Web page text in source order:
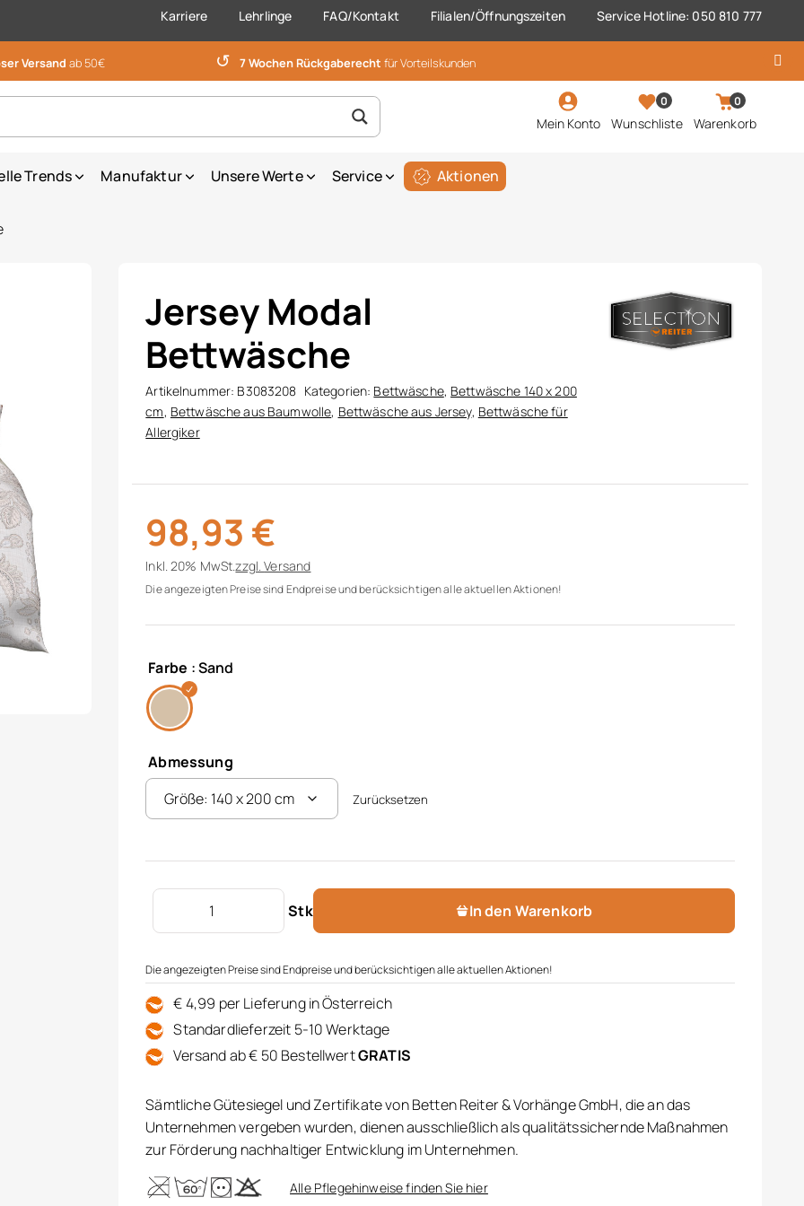
Karriere Lehrlinge FAQ/Kontakt Filialen/Öffnungszeiten Service Hotline: 050 810 777
Versand ab 50€ ↺ 7 Wochen Rückgaberecht für Vorteilskunden
Mein Konto
0
Wunschliste
0
Warenkorb
Trends Manufaktur Unsere Werte Service Aktionen
Jersey Modal
Bettwäsche
Artikelnummer: B3083208 Kategorien: Bettwäsche, Bettwäsche 140 x 200
cm, Bettwäsche aus Baumwolle, Bettwäsche aus Jersey, Bettwäsche für
Allergiker
98,93 €
Inkl. 20% MwSt.zzgl.Versand
Die angezeigten Preise sind Endpreise und berücksichtigen alle aktuellen Aktionen!
Farbe : Sand
Abmessung
Zurücksetzen
Stk
Jersey Modal Bettwäsche Menge
In den Warenkorb
Die angezeigten Preise sind Endpreise und berücksichtigen alle aktuellen Aktionen!
€ 4,99 per Lieferung in Österreich
Standardlieferzeit 5-10 Werktage
Versand ab € 50 BestellwertGRATIS
Sämtliche Gütesiegel und Zertifikate von Betten Reiter & Vorhänge GmbH, die an das
Unternehmen vergeben wurden, dienen ausschließlich als qualitätssichernde Maßnahmen
zur Förderung nachhaltiger Entwicklung im Unternehmen.
Alle Pflegehinweise finden Sie hier